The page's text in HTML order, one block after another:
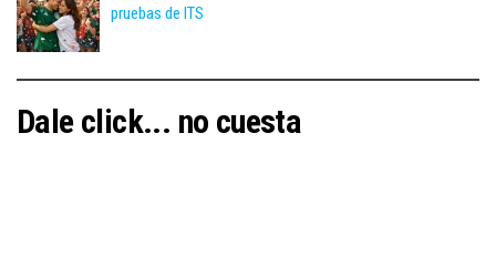
pruebas de ITS
Dale click... no cuesta